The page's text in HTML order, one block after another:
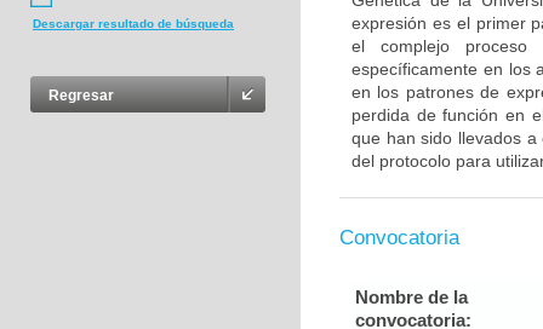
Descargar resultado de búsqueda
Regresar
expresión es el primer
el complejo proceso
específicamente en los
en los patrones de
perdida de función en
que han sido llevados
del protocolo para
Convocatoria
Nombre de la
convocatoria: